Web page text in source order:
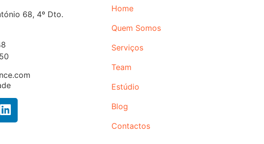
68, 4º Dto.
Home
Quem Somos
Serviços
Team
Estúdio
Blog
Contactos